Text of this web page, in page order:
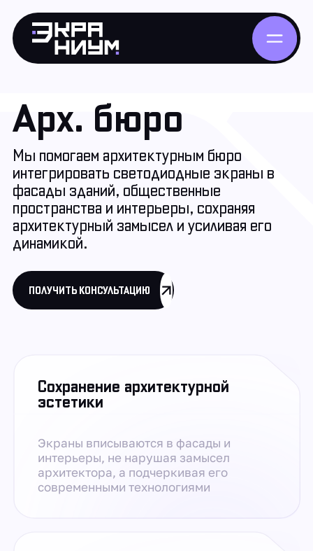
Арх. бюро
Мы помогаем архитектурным бюро
интегрировать светодиодные экраны в
фасады зданий, общественные
пространства и интерьеры, сохраняя
архитектурный замысел и усиливая его
динамикой.
ПОЛУЧИТЬ КОНСУЛЬТАЦИЮ
Сохранение архитектурной
эстетики
Экраны вписываются в фасады и
интерьеры, не нарушая замысел
архитектора, а подчеркивая его
современными технологиями